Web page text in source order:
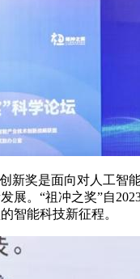
是面向对人工智能
展。“祖冲之奖”自
智能科技新征程。